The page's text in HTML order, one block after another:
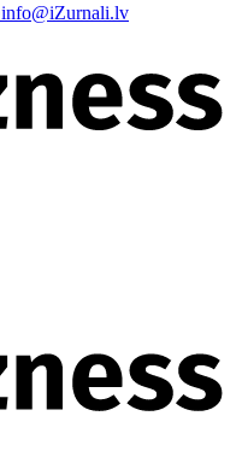
info@iZurnali.lv